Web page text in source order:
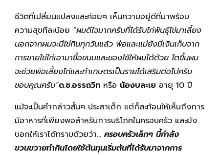
ชีวิตที่เปลี่ยนแปลงและค่อยๆ เห็นความอยู่ดีที่มาพร้อม
ความสุขทีละน้อย “ผมดีใจมากครับที่ได้รับไก่พันธุ์ไข่มาเลี้ยง
นอกจากผมจะมีไข่กินทุกวันแล้ว พ่อและแม่ยังมีเงินเก็บจาก
การขายไข่ไก่เอามาซื้อขนมและของใช้ให้ผมได้ด้วย โตขึ้นผม
จะช่วยพ่อเลี้ยงไก่และทำเกษตรเป็นรายได้เสริมต่อไปครับ
ขอบคุณครับ”ด.ช.อรรถวิท หรือ น้องบละเย อายุ 10 ปี
แม้จะเป็นคำกล่าวสั้นๆ ประสาเด็ก แต่ก็สะท้อนให้เห็นถึงการ
มีอาหารที่เพียงพอสำหรับการบริโภคในครอบครัว และยัง
บอกให้เราได้ทราบด้วยว่า… ครอบครัวเล็กๆ นี้กำลัง
ขวนขวายทำกินโดยใช้ต้นทุนเริ่มต้นที่ได้รับมาจากการ